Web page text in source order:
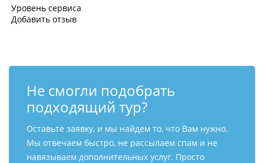
Уровень сервиса
Добавить отзыв
Не смогли подобрать
подходящий тур?
Оставьте заявку, и мы найдем то, что Вам нужно.
Мы отвечаем быстро, не рассылаем спам и не
навязываем дополнительных услуг. Просто